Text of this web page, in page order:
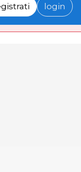
login